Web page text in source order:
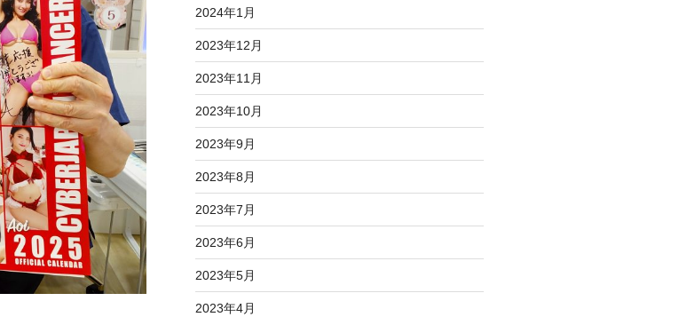
2024年1月
2023年12月
2023年11月
2023年10月
2023年9月
2023年8月
2023年7月
2023年6月
2023年5月
2023年4月